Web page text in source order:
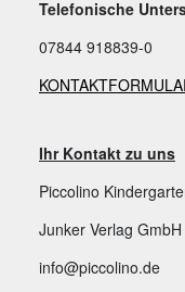
Telefonische
07844 918839-0
Ihr Kontakt zu uns
Piccolino
Junker Verlag
info@piccolino.de